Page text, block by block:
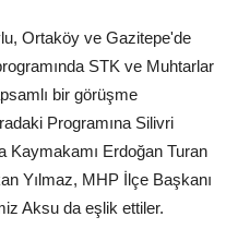
Ortaköy ve Gazitepe'de
STK ve Muhtarlar
bir görüşme
Programına Silivri
Kaymakamı Erdoğan Turan
Yılmaz, MHP İlçe Başkanı
Aksu da eşlik ettiler.